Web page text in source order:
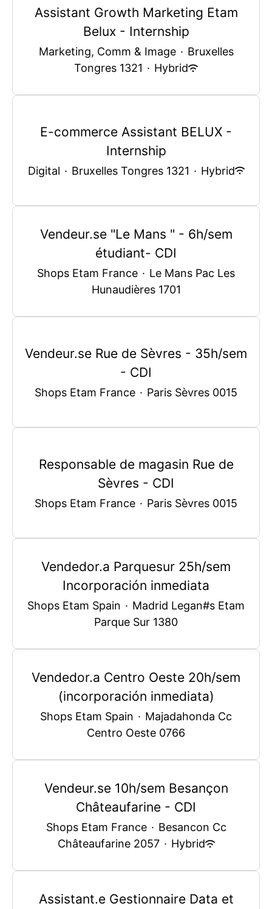
Assistant Growth Marketing Etam
Belux - Internship
Marketing, Comm & Image · Bruxelles
Tongres 1321 · Hybrid
E-commerce Assistant BELUX -
Internship
Digital · Bruxelles Tongres 1321 · Hybrid
Vendeur.se "Le Mans " - 6h/sem
étudiant- CDI
Shops Etam France · Le Mans Pac Les
Hunaudières 1701
Vendeur.se Rue de Sèvres - 35h/sem
- CDI
Shops Etam France · Paris Sèvres 0015
Responsable de magasin Rue de
Sèvres - CDI
Shops Etam France · Paris Sèvres 0015
Vendedor.a Parquesur 25h/sem
Incorporación inmediata
Shops Etam Spain · Madrid Legan#s Etam
Parque Sur 1380
Vendedor.a Centro Oeste 20h/sem
(incorporación inmediata)
Shops Etam Spain · Majadahonda Cc
Centro Oeste 0766
Vendeur.se 10h/sem Besançon
Châteaufarine - CDI
Shops Etam France · Besancon Cc
Châteaufarine 2057 · Hybrid
Assistant.e Gestionnaire Data et